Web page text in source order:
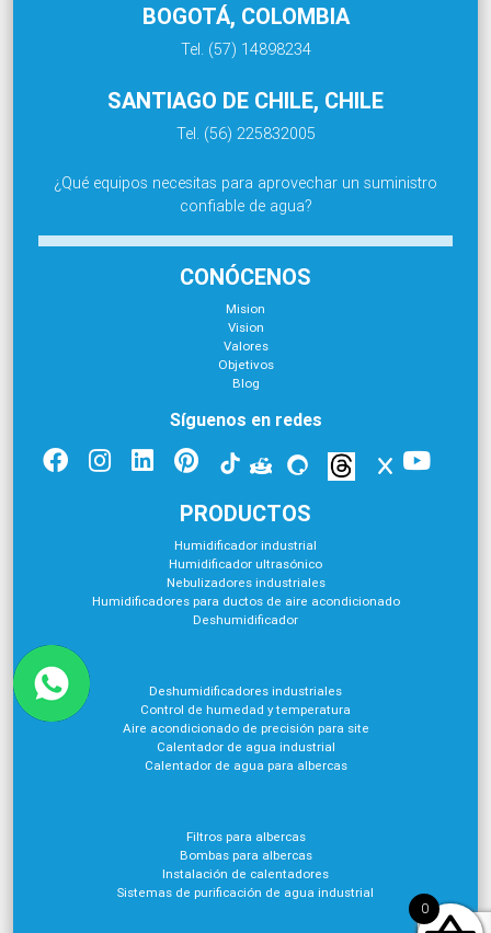
BOGOTÁ, COLOMBIA
Tel. (57) 14898234
SANTIAGO DE CHILE, CHILE
Tel. (56) 225832005
¿Qué equipos necesitas para aprovechar un suministro
confiable de agua?
CONÓCENOS
Mision
Vision
Valores
Objetivos
Blog
Síguenos en redes
PRODUCTOS
Humidificador industrial
Humidificador ultrasónico
Nebulizadores industriales
Humidificadores para ductos de aire acondicionado
Deshumidificador
Deshumidificadores industriales
Control de humedad y temperatura
Aire acondicionado de precisión para site
Calentador de agua industrial
Calentador de agua para albercas
Filtros para albercas
Bombas para albercas
Instalación de calentadores
Sistemas de purificación de agua industrial
0